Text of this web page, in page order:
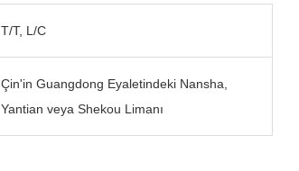
T/T, L/C
Çin'in Guangdong Eyaletindeki Nansha,
Yantian veya Shekou Limanı